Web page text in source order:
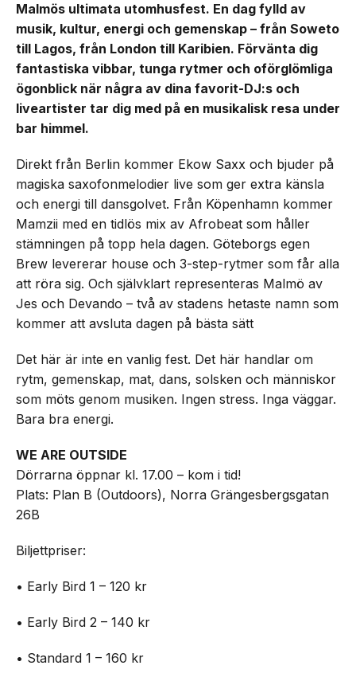
Malmös ultimata utomhusfest. En dag fylld av
musik, kultur, energi och gemenskap – från Soweto
till Lagos, från London till Karibien. Förvänta dig
fantastiska vibbar, tunga rytmer och oförglömliga
ögonblick när några av dina favorit-DJ:s och
liveartister tar dig med på en musikalisk resa under
bar himmel.
Direkt från Berlin kommer Ekow Saxx och bjuder på
magiska saxofonmelodier live som ger extra känsla
och energi till dansgolvet. Från Köpenhamn kommer
Mamzii med en tidlös mix av Afrobeat som håller
stämningen på topp hela dagen. Göteborgs egen
Brew levererar house och 3-step-rytmer som får alla
att röra sig. Och självklart representeras Malmö av
Jes och Devando – två av stadens hetaste namn som
kommer att avsluta dagen på bästa sätt
Det här är inte en vanlig fest. Det här handlar om
rytm, gemenskap, mat, dans, solsken och människor
som möts genom musiken. Ingen stress. Inga väggar.
Bara bra energi.
WE ARE OUTSIDE
Dörrarna öppnar kl. 17.00 – kom i tid!
Plats: Plan B (Outdoors), Norra Grängesbergsgatan
26B
Biljettpriser:
• Early Bird 1 – 120 kr
• Early Bird 2 – 140 kr
• Standard 1 – 160 kr